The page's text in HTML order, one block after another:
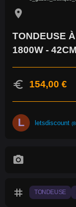
location_on
TONDEUSE
1800W - 42CM
euro 154,00 €
L letsdiscount
photo_camera
tag TONDEUSE